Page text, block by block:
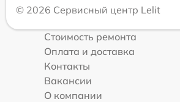
© 2026 Сервисный центр Lelit
Стоимость ремонта
Оплата и доставка
Контакты
Вакансии
О компании